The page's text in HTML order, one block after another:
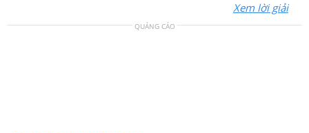
Xem lời giải
QUẢNG CÁO